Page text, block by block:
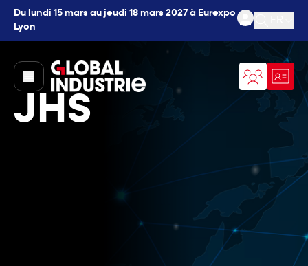
Du lundi 15 mars au jeudi 18 mars 2027 à Eurexpo
Lyon
Ouvrir
page.home
JHS